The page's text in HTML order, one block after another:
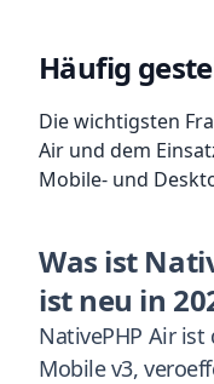
Häufig
Die wichtigsten
Air und dem
Mobile- und
Was ist
ist neu in
NativePHP Air
Mobile v3,